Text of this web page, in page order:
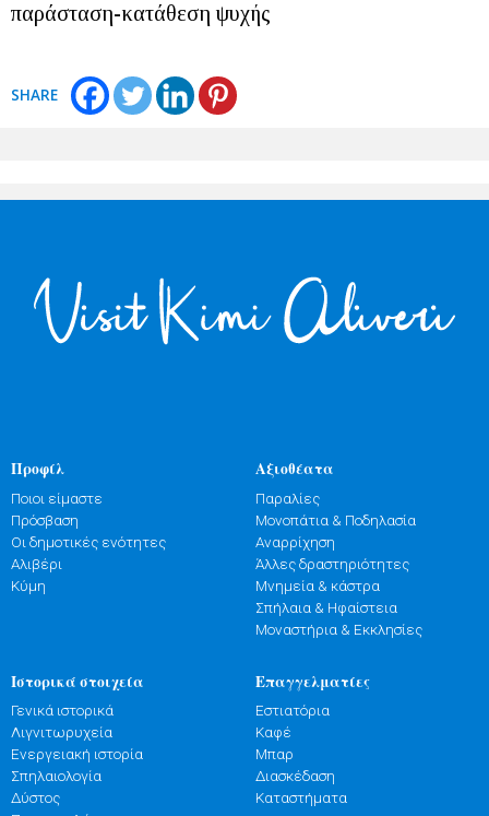
παράσταση-κατάθεση ψυχής
SHARE
Προφίλ
Ποιοι είμαστε
Πρόσβαση
Οι δημοτικές ενότητες
Αλιβέρι
Κύμη
Αξιοθέατα
Παραλίες
Μονοπάτια & Ποδηλασία
Αναρρίχηση
Άλλες δραστηριότητες
Μνημεία & κάστρα
Σπήλαια & Ηφαίστεια
Μοναστήρια & Εκκλησίες
Ιστορικά στοιχεία
Γενικά ιστορικά
Λιγνιτωρυχεία
Ενεργειακή ιστορία
Σπηλαιολογία
Δύστος
Επαγγελματίες
Εστιατόρια
Καφέ
Μπαρ
Διασκέδαση
Καταστήματα